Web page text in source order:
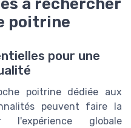
à rechercher
poitrine
pour une
poitrine dédiée aux
peuvent faire la
l'expérience globale